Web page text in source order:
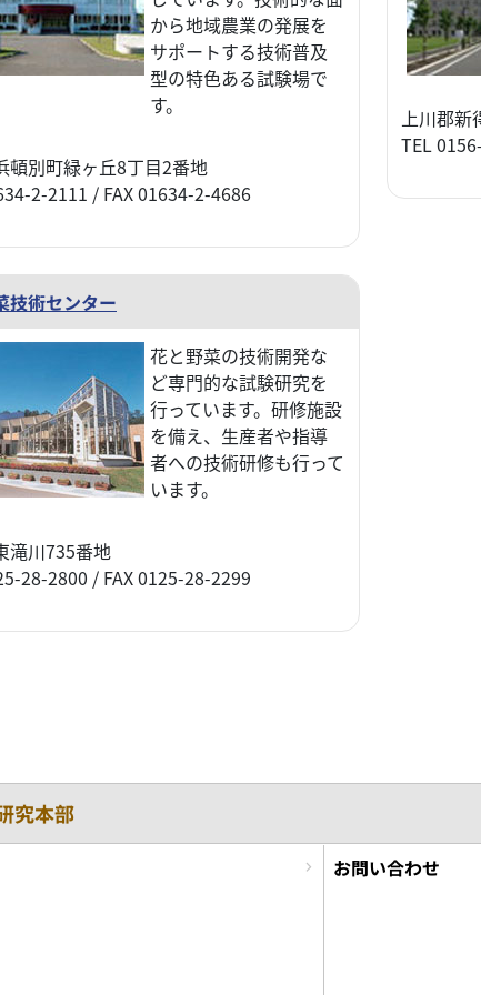
から地域農業の発展を
サポートする技術普及
型の特色ある試験場で
す。
頓別町緑ヶ丘8丁目2番地
2-2111 / FAX 01634-2-4686
上川郡新
TEL
技術センター
花と野菜の技術開発な
ど専門的な試験研究を
行っています。研修施設
を備え、生産者や指導
者への技術研修も行って
います。
滝川735番地
28-2800 / FAX 0125-28-2299
究本部
お問い合わせ